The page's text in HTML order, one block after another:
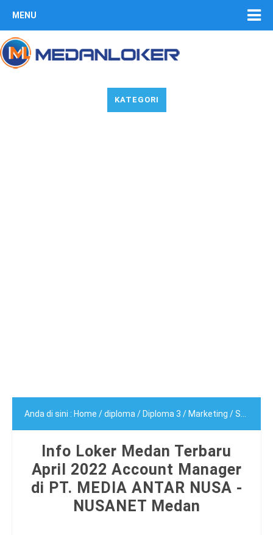
MENU
KATEGORI
Anda di sini : Home /diploma / Diploma 3 / Marketing /Sales
Info Loker Medan Terbaru
April 2022 Account Manager
di PT. MEDIA ANTAR NUSA -
NUSANET Medan